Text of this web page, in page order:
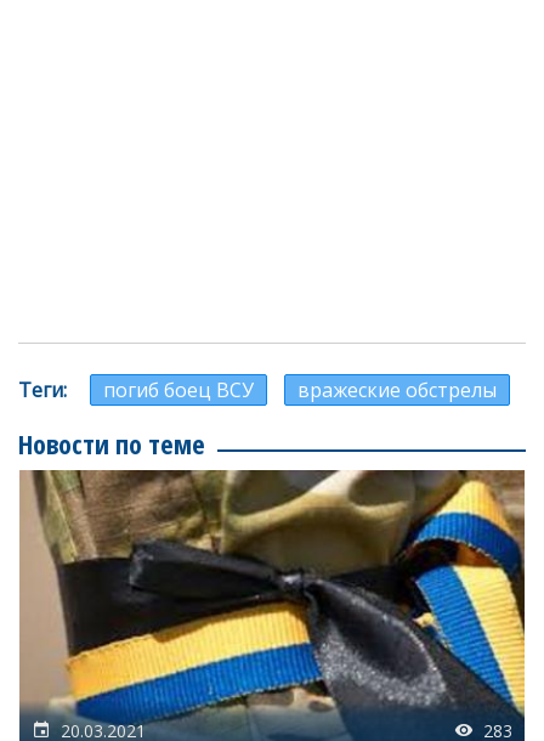
Теги погиб боец ВСУ вражеские обстрелы
Новости по теме
20.03.2021 283